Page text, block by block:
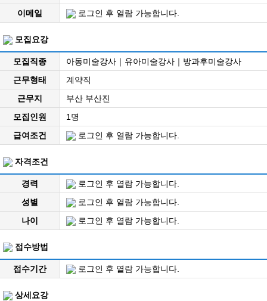
이메일
로그인 후 열람 가능합니다.
모집요강
모집직종
아동미술강사｜유아미술강사｜방과후미술강사
근무형태
계약직
근무지
부산 부산진
모집인원
1명
급여조건
로그인 후 열람 가능합니다.
자격조건
경력
로그인 후 열람 가능합니다.
성별
로그인 후 열람 가능합니다.
나이
로그인 후 열람 가능합니다.
접수방법
접수기간 로그인 후 열람 가능합니다.
상세요강